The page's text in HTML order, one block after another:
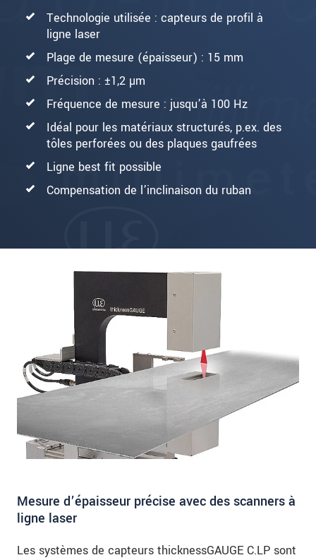
Technologie utilisée : capteurs de profil à
ligne laser
Plage de mesure (épaisseur) : 15 mm
Précision : ±1,2 µm
Fréquence de mesure : jusqu’à 100 Hz
Idéal pour les matériaux structurés, p.ex. des
tôles perforées ou des plaques gaufrées
Ligne best fit possible
Compensation de l’inclinaison du ruban
Mesure d’épaisseur précise avec des scanners à
ligne laser
Les systèmes de capteurs thicknessGAUGE C.LP sont